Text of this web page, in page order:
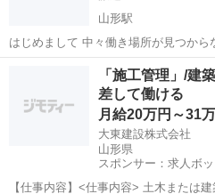
山形駅
はじめまして 中々働き場所が見つか
がある方 仕事にお困りでしたら ご連絡ください 土木
ます。 解体作業員募集してます。 経験問わず募集しているので お問
い合わせお待ちしております。
山形駅 その他
「施工管理」/建
差して働ける
月給20万円～31
大東建設株式会社
山形県
スポンサー：求人ボ
【仕事内容】<仕事内容> 土木または